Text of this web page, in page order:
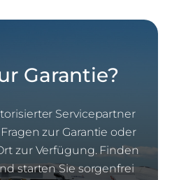
Garantie?
Servicepartner
zur Garantie oder
zur Verfügung. Finden
starten Sie sorgenfrei